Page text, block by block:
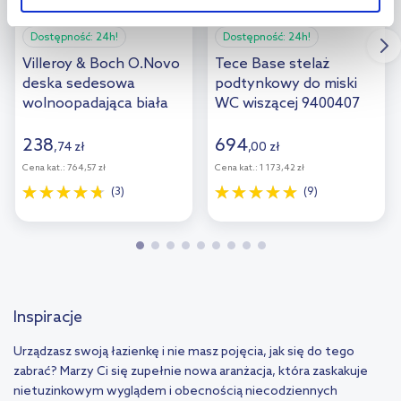
Aby uzyskać więcej informacji na temat plików plików cookie,
kliknij „Ustawienia plików cookie”.
Jeśli chcesz uzyskać więcej
informacji na temat plików cookie i tego, dlaczego ich przepisy,
przejdź do zakładek „Informacje o plikach cookie”.
Dostępność: 24h!
Villeroy & Boch O.Novo
deska sedesowa
wolnoopadająca biała
238,74 zł
Cena kat.: 764,57 zł
(3)
Dostępność:24h!
Tece Base stelaż
podtynkowy do miski
WC wiszącej 9400407
694,00 zł
Cena kat.: 1 173,42 zł
(9)
Inspiracje
Urządzasz swoją łazienkę i nie masz pojęcia, jak się do tego
zabrać? Marzy Ci się zupełnie nowa aranżacja, która zaskakuje
nietuzinkowym wyglądem i obecnością niecodziennych